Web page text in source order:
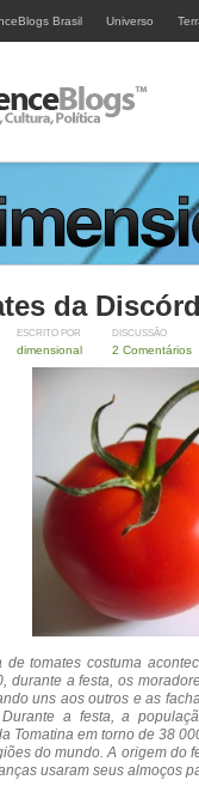
Brasil Universo
da
ESCRITO POR
dimensional
DISCUSSÃO
2 Comentários
de tomates costuma
durante a festa, os
uns aos outros e as
a festa, a
Tomatina em torno de 38
do mundo. A origem do
usaram seus almoços